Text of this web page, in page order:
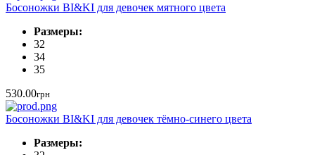
Босоножки BI&KI для девочек мятного цвета
Размеры:
32
34
35
530.00грн
Босоножки BI&KI для девочек тёмно-синего цвета
Размеры: